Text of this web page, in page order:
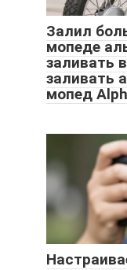
Залил
мопеде
заливать
заливать
мопед